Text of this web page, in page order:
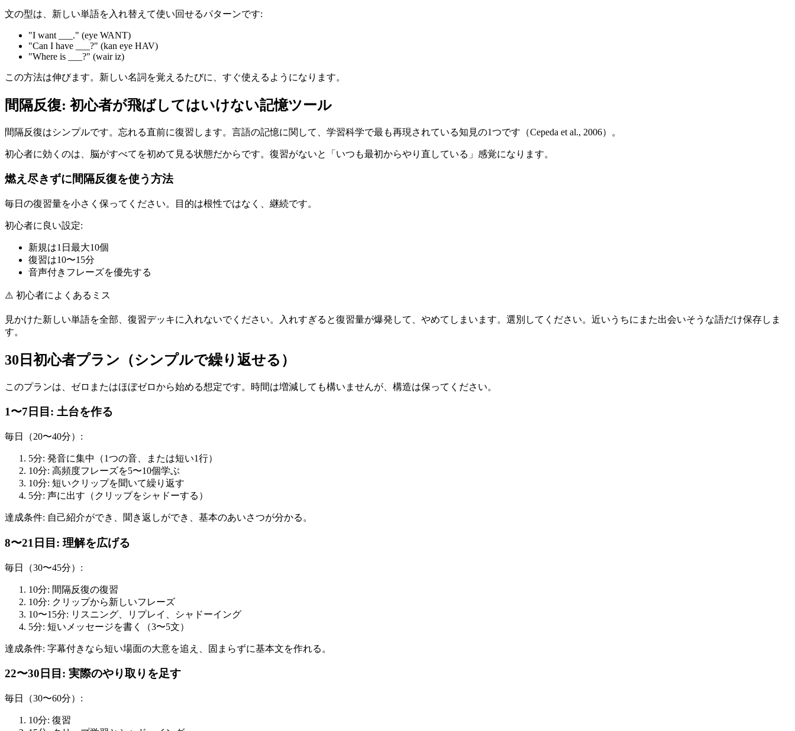
文の型は、新しい単語を入れ替えて使い回せるパターンです:
"I want ___." (eye WANT)
"Can I have ___?" (kan eye HAV)
"Where is ___?" (wair iz)
この方法は伸びます。新しい名詞を覚えるたびに、すぐ使えるようになります。
間隔反復: 初心者が飛ばしてはいけない記憶ツール
間隔反復はシンプルです。忘れる直前に復習します。言語の記憶に関して、学習科学で最も再現されている知見の1つです（Cepeda et al., 2006）。
初心者に効くのは、脳がすべてを初めて見る状態だからです。復習がないと「いつも最初からやり直している」感覚になります。
燃え尽きずに間隔反復を使う方法
毎日の復習量を小さく保ってください。目的は根性ではなく、継続です。
初心者に良い設定:
新規は1日最大10個
復習は10〜15分
音声付きフレーズを優先する
⚠️ 初心者によくあるミス
見かけた新しい単語を全部、復習デッキに入れないでください。入れすぎると復習量が爆発して、やめてしまいます。選別してください。近いうちにまた出会いそうな語だけ保存しま
す。
30日初心者プラン（シンプルで繰り返せる）
このプランは、ゼロまたはほぼゼロから始める想定です。時間は増減しても構いませんが、構造は保ってください。
1〜7日目: 土台を作る
毎日（20〜40分）:
5分: 発音に集中（1つの音、または短い1行）
10分: 高頻度フレーズを5〜10個学ぶ
10分: 短いクリップを聞いて繰り返す
5分: 声に出す（クリップをシャドーする）
達成条件: 自己紹介ができ、聞き返しができ、基本のあいさつが分かる。
8〜21日目: 理解を広げる
毎日（30〜45分）:
10分: 間隔反復の復習
10分: クリップから新しいフレーズ
10〜15分: リスニング、リプレイ、シャドーイング
5分: 短いメッセージを書く（3〜5文）
達成条件: 字幕付きなら短い場面の大意を追え、固まらずに基本文を作れる。
22〜30日目: 実際のやり取りを足す
毎日（30〜60分）:
10分: 復習